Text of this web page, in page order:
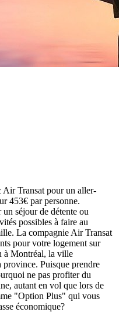
Air Transat pour un aller-
453€ par personne.
séjour de détente ou
possibles à faire au
La compagnie Air Transat
pour votre logement sur
à Montréal, la ville
province. Puisque prendre
ne pas profiter du
autant en vol que lors de
"Option Plus" qui vous
économique?